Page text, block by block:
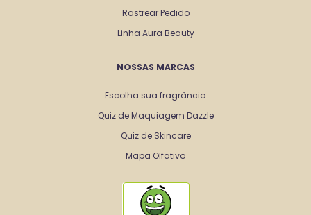
Rastrear Pedido
Linha Aura Beauty
NOSSAS MARCAS
Escolha sua fragrância
Quiz de Maquiagem Dazzle
Quiz de Skincare
Mapa Olfativo